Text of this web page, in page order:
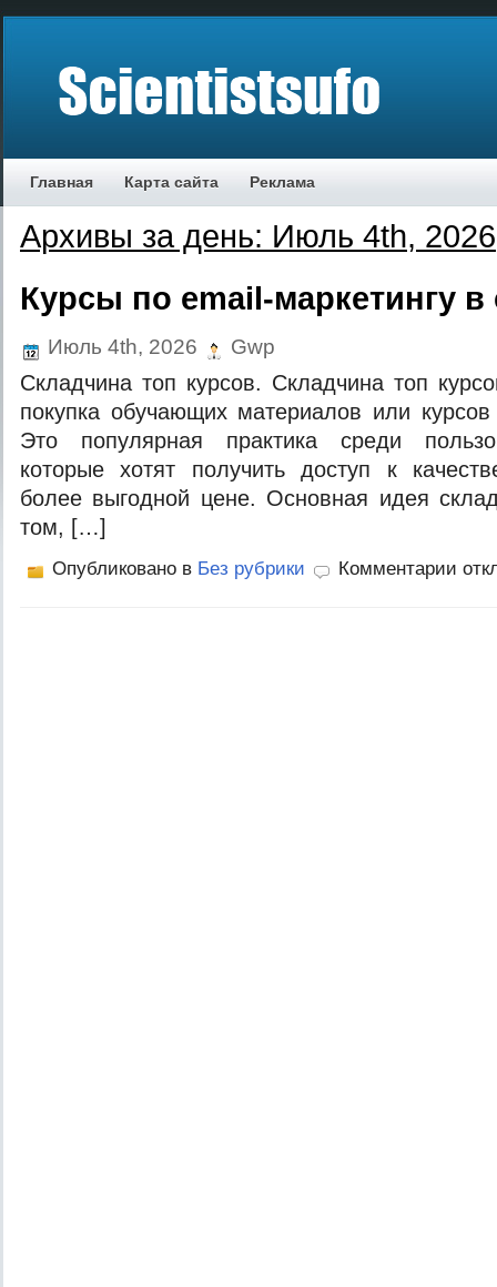
Главная Карта сайта Реклама
Архивы за день: Июль 4th, 2026
Курсы по email-маркетингу в
Июль 4th, 2026 Gwp
Складчина топ курсов. Складчина топ
покупка обучающих материалов или
Это популярная практика среди
которые хотят получить доступ к
более выгодной цене. Основная идея
том, […]
Опубликовано в Без рубрики Комментарии